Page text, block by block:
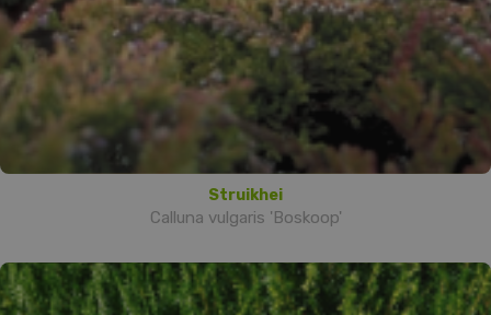
Struikhei
Calluna vulgaris 'Boskoop'